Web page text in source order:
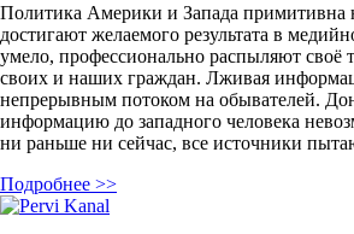
Политика Америки и Запада примитивна
достигают желаемого результата в
умело, профессионально распыляют своё
своих и наших граждан. Лживая
непрерывным потоком на обывателей.
информацию до западного человека
ни раньше ни сейчас, все источники
Подробнее >>